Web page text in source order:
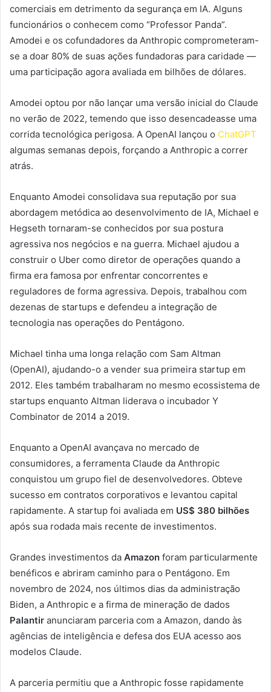
comerciais em detrimento da segurança em IA. Alguns
funcionários o conhecem como “Professor Panda”.
Amodei e os cofundadores da Anthropic comprometeram-
se a doar 80% de suas ações fundadoras para caridade —
uma participação agora avaliada em bilhões de dólares.
Amodei optou por não lançar uma versão inicial do Claude
no verão de 2022, temendo que isso desencadeasse uma
corrida tecnológica perigosa. A OpenAI lançou o ChatGPT
algumas semanas depois, forçando a Anthropic a correr
atrás.
Enquanto Amodei consolidava sua reputação por sua
abordagem metódica ao desenvolvimento de IA, Michael e
Hegseth tornaram-se conhecidos por sua postura
agressiva nos negócios e na guerra. Michael ajudou a
construir o Uber como diretor de operações quando a
firma era famosa por enfrentar concorrentes e
reguladores de forma agressiva. Depois, trabalhou com
dezenas de startups e defendeu a integração de
tecnologia nas operações do Pentágono.
Michael tinha uma longa relação com Sam Altman
(OpenAI), ajudando-o a vender sua primeira startup em
2012. Eles também trabalharam no mesmo ecossistema de
startups enquanto Altman liderava o incubador Y
Combinator de 2014 a 2019.
Enquanto a OpenAI avançava no mercado de
consumidores, a ferramenta Claude da Anthropic
conquistou um grupo fiel de desenvolvedores. Obteve
sucesso em contratos corporativos e levantou capital
rapidamente. A startup foi avaliada em US$ 380 bilhões
após sua rodada mais recente de investimentos.
Grandes investimentos da Amazon foram particularmente
benéficos e abriram caminho para o Pentágono. Em
novembro de 2024, nos últimos dias da administração
Biden, a Anthropic e a firma de mineração de dados
Palantir anunciaram parceria com a Amazon, dando às
agências de inteligência e defesa dos EUA acesso aos
modelos Claude.
A parceria permitiu que a Anthropic fosse rapidamente